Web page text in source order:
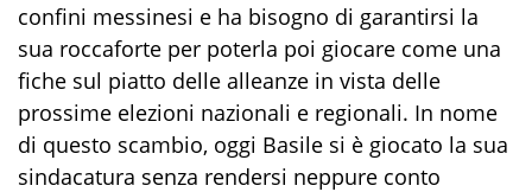
confini messinesi e ha bisogno di garantirsi la
sua roccaforte per poterla poi giocare come una
fiche sul piatto delle alleanze in vista delle
prossime elezioni nazionali e regionali. In nome
di questo scambio, oggi Basile si è giocato la sua
sindacatura senza rendersi neppure conto